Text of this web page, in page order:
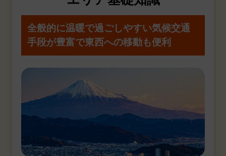
全般的に温暖で過ごしやすい気候交通
手段が豊富で東西への移動も便利